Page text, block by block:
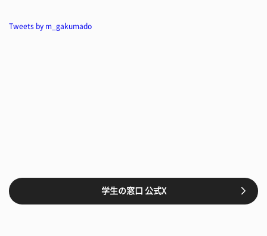
Tweets by m_gakumado
学生の窓口 公式X